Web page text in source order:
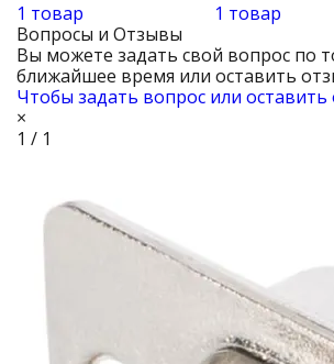
1 товар 1 товар
Вопросы и Отзывы
Вы можете задать свой вопрос по
ближайшее время или оставить
Чтобы задать вопрос или
×
1 / 1